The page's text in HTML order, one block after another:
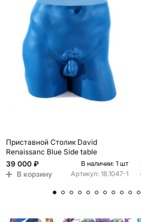
Приставной Столик David
Renaissanc Blue Side table
39 000 ₽
В наличии: 1 шт
В корзину Артикул: 18.1047-1